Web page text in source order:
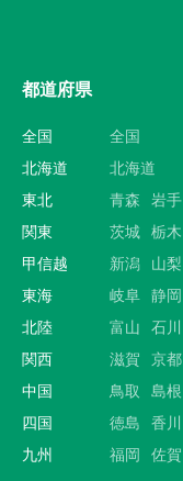
都道府県
全国
全国
北海道
北海道
東北
青森 岩手
関東
茨城 栃木
甲信越
新潟 山梨
東海
岐阜 静岡
北陸
富山 石川
関西
滋賀 京都
中国
鳥取 島根
四国
徳島 香川
九州
福岡 佐賀